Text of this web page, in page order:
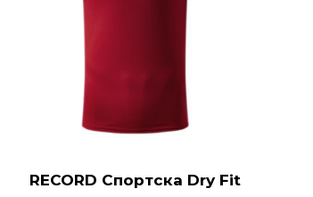
RECORD Спортска Dry Fit